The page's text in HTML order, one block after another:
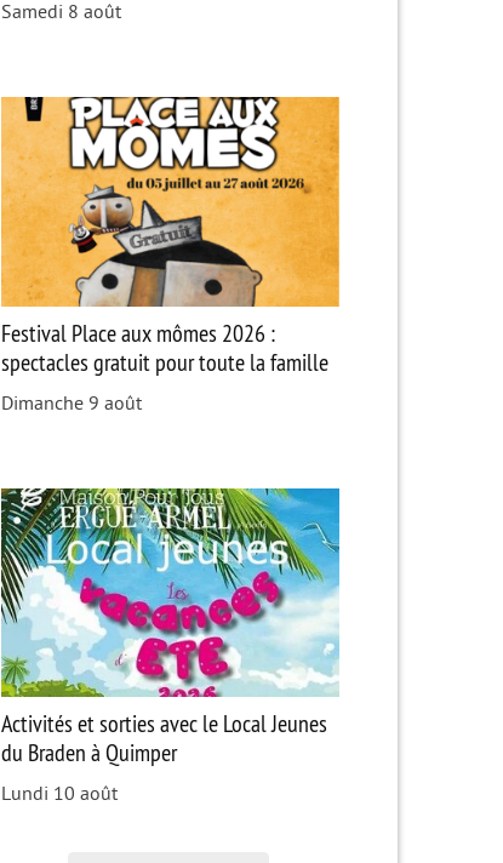
Samedi 8 août
Festival Place aux mômes 2026 :
spectacles gratuit pour toute la famille
Dimanche 9 août
Activités et sorties avec le Local Jeunes
du Braden à Quimper
Lundi 10 août